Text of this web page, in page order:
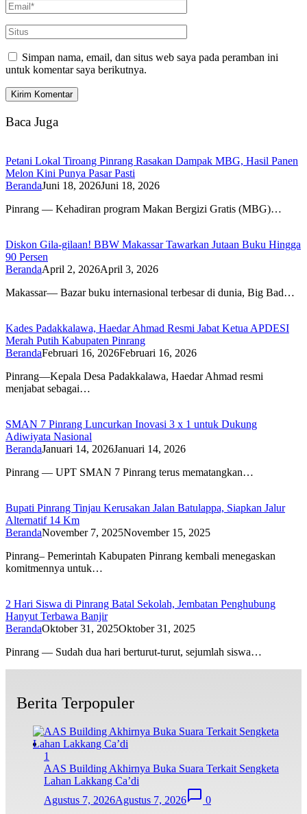
Simpan nama, email, dan situs web saya pada peramban ini
untuk komentar saya berikutnya.
Baca Juga
Petani Lokal Tiroang Pinrang Rasakan Dampak MBG, Hasil Panen
Melon Kini Punya Pasar Pasti
BerandaJuni 18, 2026Juni 18, 2026
Pinrang — Kehadiran program Makan Bergizi Gratis (MBG)…
Diskon Gila-gilaan! BBW Makassar Tawarkan Jutaan Buku Hingga
90 Persen
BerandaApril 2, 2026April 3, 2026
Makassar— Bazar buku internasional terbesar di dunia, Big Bad…
Kades Padakkalawa, Haedar Ahmad Resmi Jabat Ketua APDESI
Merah Putih Kabupaten Pinrang
BerandaFebruari 16, 2026Februari 16, 2026
Pinrang—Kepala Desa Padakkalawa, Haedar Ahmad resmi
menjabat sebagai…
SMAN 7 Pinrang Luncurkan Inovasi 3 x 1 untuk Dukung
Adiwiyata Nasional
BerandaJanuari 14, 2026Januari 14, 2026
Pinrang — UPT SMAN 7 Pinrang terus mematangkan…
Bupati Pinrang Tinjau Kerusakan Jalan Batulappa, Siapkan Jalur
Alternatif 14 Km
BerandaNovember 7, 2025November 15, 2025
Pinrang– Pemerintah Kabupaten Pinrang kembali menegaskan
komitmennya untuk…
2 Hari Siswa di Pinrang Batal Sekolah, Jembatan Penghubung
Hanyut Terbawa Banjir
BerandaOktober 31, 2025Oktober 31, 2025
Pinrang — Sudah dua hari berturut-turut, sejumlah siswa…
Berita Terpopuler
1
AAS Building Akhirnya Buka Suara Terkait Sengketa
Lahan Lakkang Ca’di
Agustus 7, 2026Agustus 7, 2026 0